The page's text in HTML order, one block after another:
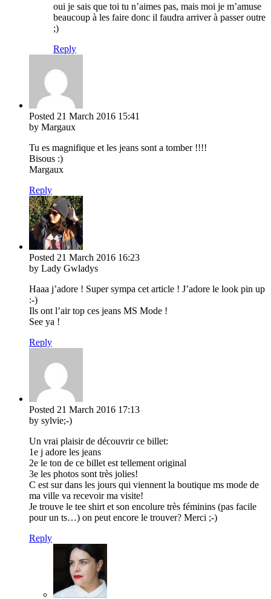
oui je sais que toi tu n’aimes pas, mais moi je m’amuse
beaucoup à les faire donc il faudra arriver à passer outre
;)
Reply
Posted 21 March 2016 15:41
by Margaux
Tu es magnifique et les jeans sont a tomber !!!!
Bisous :)
Margaux
Reply
Posted 21 March 2016 16:23
by Lady Gwladys
Haaa j’adore ! Super sympa cet article ! J’adore le look pin up
:-)
Ils ont l’air top ces jeans MS Mode !
See ya !
Reply
Posted 21 March 2016 17:13
by sylvie;-)
Un vrai plaisir de découvrir ce billet:
1e j adore les jeans
2e le ton de ce billet est tellement original
3e les photos sont très jolies!
C est sur dans les jours qui viennent la boutique ms mode de
ma ville va recevoir ma visite!
Je trouve le tee shirt et son encolure très féminins (pas facile
pour un ts…) on peut encore le trouver? Merci ;-)
Reply